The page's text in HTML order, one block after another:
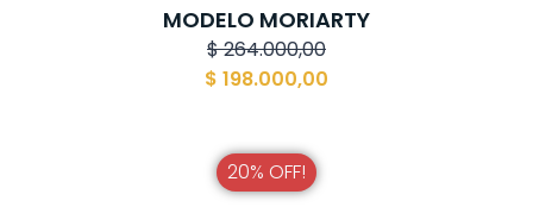
MODELO MORIARTY
$264.000,00
$ 198.000,00
20% OFF!